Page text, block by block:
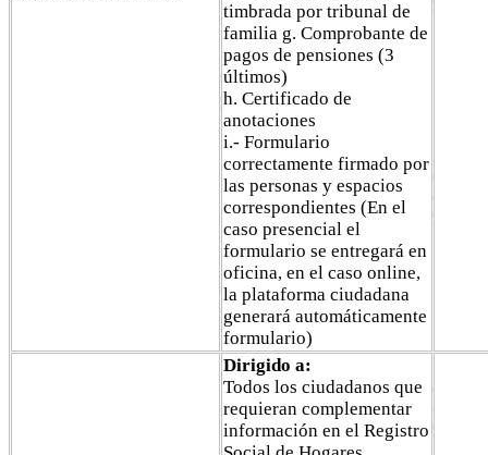
timbrada por tribunal de
familia g. Comprobante de
pagos de pensiones (3
últimos)
h. Certificado de
anotaciones
i.- Formulario
correctamente firmado por
las personas y espacios
correspondientes (En el
caso presencial el
formulario se entregará en
oficina, en el caso online,
la plataforma ciudadana
generará automáticamente
formulario)
Dirigido a:
Todos los ciudadanos que
requieran complementar
información en el Registro